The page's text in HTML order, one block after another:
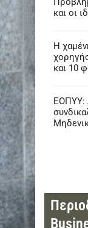
και οι
Η
και 10
ΕΟΠΥΥ: